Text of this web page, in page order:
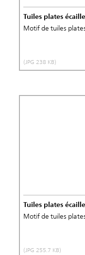
Tuiles plates
Motif de tuiles
(JPG 238 KB)
Tuiles plates
Motif de tuiles
(JPG 255.7 KB)